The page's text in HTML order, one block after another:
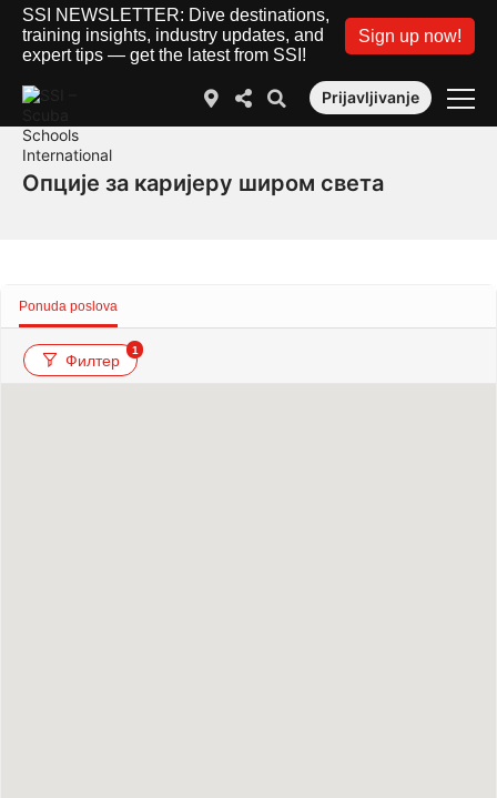
SSI NEWSLETTER: Dive destinations,
training insights, industry updates, and
expert tips — get the latest from SSI!
Sign up now!
Prijavljivanje
Опције за каријеру широм света
Ponuda poslova
Филтер
1